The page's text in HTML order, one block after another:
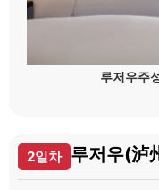
루저우주
2일차 루저우(泸